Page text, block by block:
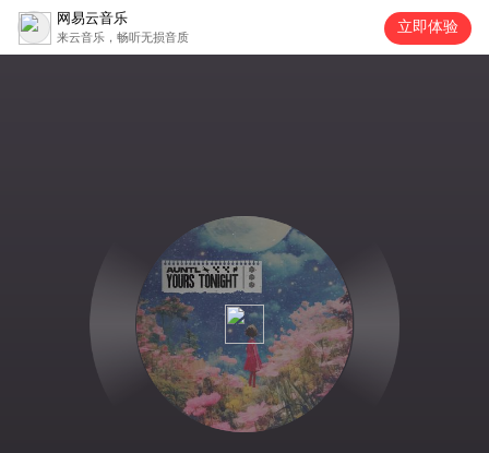
网易云音乐
来云音乐，畅听无损音质
立即体验